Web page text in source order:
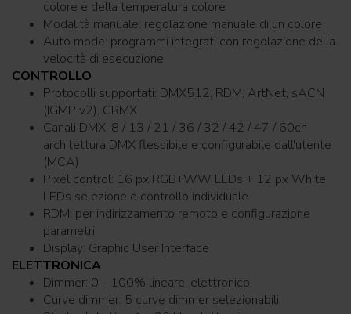
colore e della temperatura colore
Modalità manuale: regolazione manuale di un colore
Auto mode: programmi integrati con regolazione della
velocità di esecuzione
CONTROLLO
Protocolli supportati: DMX512, RDM, ArtNet, sACN
(IGMP v2), CRMX
Canali DMX: 8 / 13 / 21 / 36 / 32 / 42 / 47 / 60ch
architettura DMX flessibile e configurabile dall'utente
(MCA)
Pixel control: 16 px RGB+WW LEDs + 12 px White
LEDs selezione e controllo individuale
RDM: per indirizzamento remoto e configurazione
parametri
Display: Graphic User Interface
ELETTRONICA
Dimmer: 0 - 100% lineare, elettronico
Curve dimmer: 5 curve dimmer selezionabili